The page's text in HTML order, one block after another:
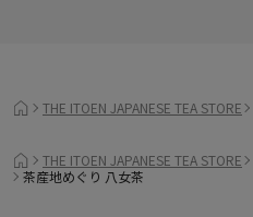
THE ITOEN JAPANESE TEA STORE
THE ITOEN JAPANESE TEA STORE
茶産地めぐり 八女茶